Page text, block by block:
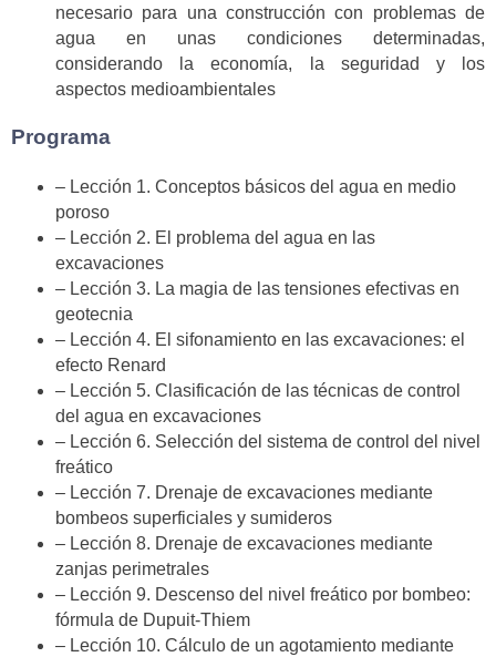
necesario para una construcción con problemas de
agua en unas condiciones determinadas,
considerando la economía, la seguridad y los
aspectos medioambientales
Programa
– Lección 1. Conceptos básicos del agua en medio
poroso
– Lección 2. El problema del agua en las
excavaciones
– Lección 3. La magia de las tensiones efectivas en
geotecnia
– Lección 4. El sifonamiento en las excavaciones: el
efecto Renard
– Lección 5. Clasificación de las técnicas de control
del agua en excavaciones
– Lección 6. Selección del sistema de control del nivel
freático
– Lección 7. Drenaje de excavaciones mediante
bombeos superficiales y sumideros
– Lección 8. Drenaje de excavaciones mediante
zanjas perimetrales
– Lección 9. Descenso del nivel freático por bombeo:
fórmula de Dupuit-Thiem
– Lección 10. Cálculo de un agotamiento mediante